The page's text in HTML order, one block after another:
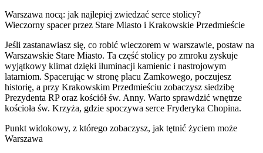
Warszawa nocą: jak najlepiej zwiedzać serce stolicy?
Wieczorny spacer przez Stare Miasto i Krakowskie Przedmieście
Jeśli zastanawiasz się, co robić wieczorem w warszawie, postaw na
Warszawskie Stare Miasto. Ta część stolicy po zmroku zyskuje
wyjątkowy klimat dzięki iluminacji kamienic i nastrojowym
latarniom. Spacerując w stronę placu Zamkowego, poczujesz
historię, a przy Krakowskim Przedmieściu zobaczysz siedzibę
Prezydenta RP oraz kościół św. Anny. Warto sprawdzić wnętrze
kościoła św. Krzyża, gdzie spoczywa serce Fryderyka Chopina.
Punkt widokowy, z którego zobaczysz, jak tętnić życiem może
Warszawa